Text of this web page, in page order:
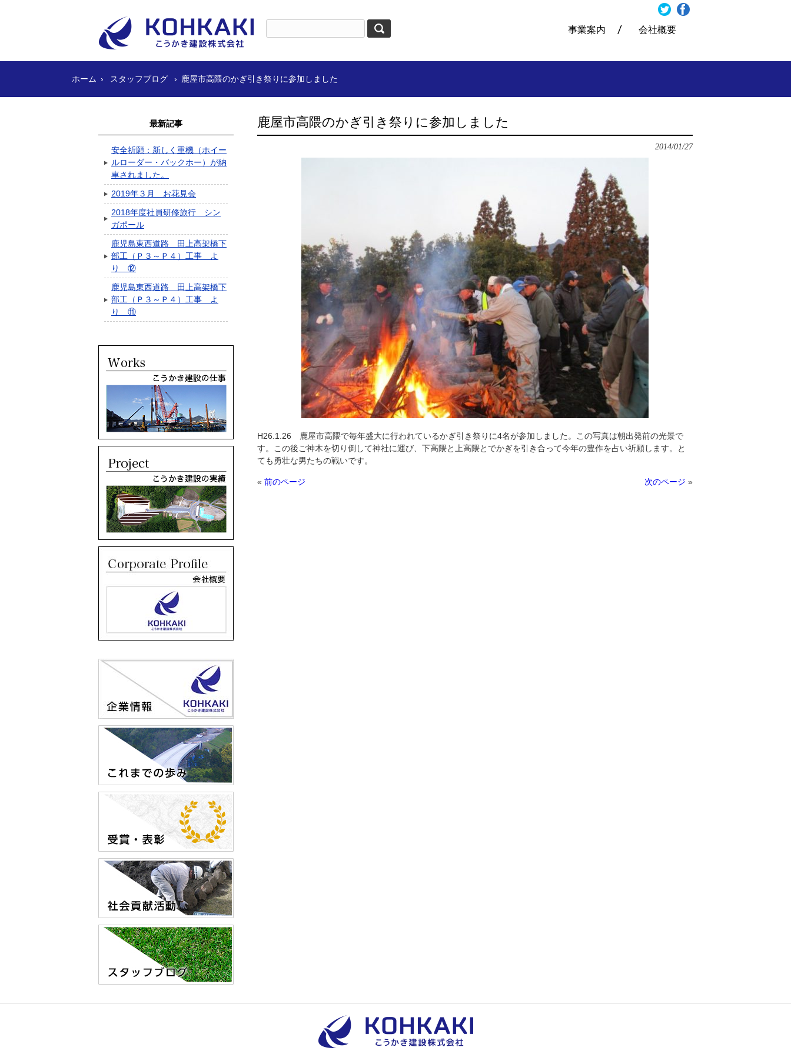
事業案内 会社概要
ホーム スタッフブログ 鹿屋市高隈のかぎ引き祭りに参加しました
鹿屋市高隈のかぎ引き祭りに参加しました
2014/01/27
H26.1.26 鹿屋市高隈で毎年盛大に行われているかぎ引き祭りに4名が参加しました。この写真は朝出発前の光景で
す。この後ご神木を切り倒して神社に運び、下高隈と上高隈とでかぎを引き合って今年の豊作を占い祈願します。と
ても勇壮な男たちの戦いです。
« 前のページ 次のページ »
最新記事
安全祈願：新しく重機（ホイー
ルローダー・バックホー）が納
車されました。
2019年３月 お花見会
2018年度社員研修旅行 シン
ガポール
鹿児島東西道路 田上高架橋下
部工（Ｐ３～Ｐ４）工事 よ
り ⑫
鹿児島東西道路 田上高架橋下
部工（Ｐ３～Ｐ４）工事 よ
り ⑪